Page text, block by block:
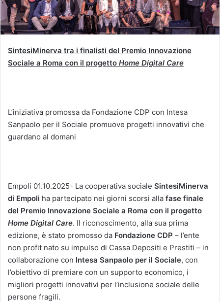
SintesiMinerva tra i finalisti del Premio Innovazione
Sociale a Roma con il progetto Home Digital Care
L’iniziativa promossa da Fondazione CDP con Intesa
Sanpaolo per il Sociale promuove progetti innovativi che
guardano al domani
Empoli 01.10.2025- La cooperativa sociale SintesiMinerva
di Empoli ha partecipato nei giorni scorsi alla fase finale
del Premio Innovazione Sociale a Roma con il progetto
Home Digital Care. Il riconoscimento, alla sua prima
edizione, è stato promosso da Fondazione CDP – l’ente
non profit nato su impulso di Cassa Depositi e Prestiti – in
collaborazione con Intesa Sanpaolo per il Sociale, con
l’obiettivo di premiare con un supporto economico, i
migliori progetti innovativi per l’inclusione sociale delle
persone fragili.